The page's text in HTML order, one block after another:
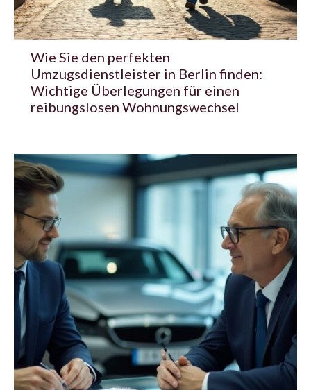
Wie Sie den perfekten
Umzugsdienstleister in Berlin finden:
Wichtige Überlegungen für einen
reibungslosen Wohnungswechsel